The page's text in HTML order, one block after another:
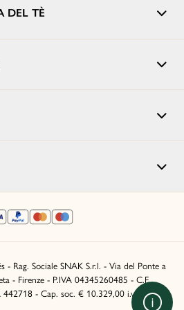
DEL TÈ
Rag. Sociale SNAK S.r.l. - Via del Ponte a
- Firenze - P.IVA 04345260485 - C.F.
- Cap. soc. € 10.329,00 i.v.